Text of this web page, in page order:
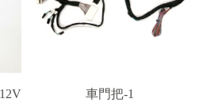
車門把-1